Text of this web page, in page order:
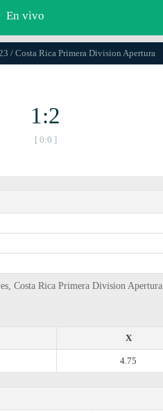
En vivo
/ Costa Rica Primera Division Apertura
1:2
[ 0:0 ]
Costa Rica Primera Division Apertura
X
4.75